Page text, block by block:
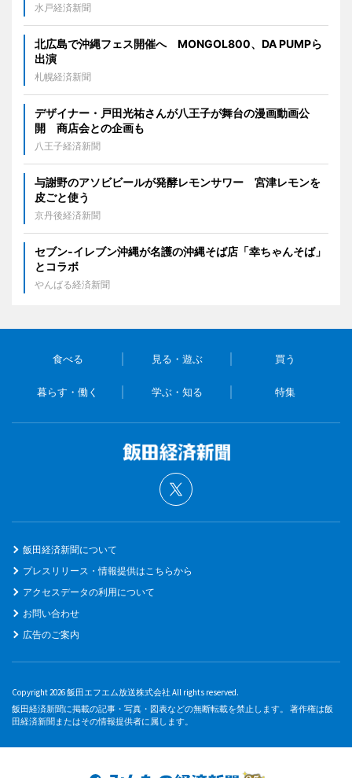
水戸経済新聞
北広島で沖縄フェス開催へ MONGOL800、DA PUMPら
出演
札幌経済新聞
デザイナー・戸田光祐さんが八王子が舞台の漫画動画公
開 商店会との企画も
八王子経済新聞
与謝野のアソビビールが発酵レモンサワー 宮津レモンを
皮ごと使う
京丹後経済新聞
セブン‐イレブン沖縄が名護の沖縄そば店「幸ちゃんそば」
とコラボ
やんばる経済新聞
食べる 見る・遊ぶ 買う
暮らす・働く 学ぶ・知る 特集
飯田経済新聞について
プレスリリース・情報提供はこちらから
アクセスデータの利用について
お問い合わせ
広告のご案内
Copyright 2026 飯田エフエム放送株式会社 All rights reserved.
飯田経済新聞に掲載の記事・写真・図表などの無断転載を禁止します。 著作権は飯
田経済新聞またはその情報提供者に属します。